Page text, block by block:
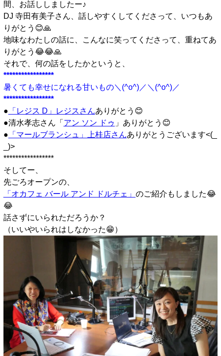
間、お話ししましたー♪
DJ 寺田有美子さん、話しやすくしてくださって、いつもあ
りがとう😊🙏
地味なわたしの話に、こんなに笑ってくださって、重ねてあ
りがとう😂😂🙏
それで、何の話をしたかというと、
*****************
暑くても幸せになれる甘いもの＼(^o^)／＼(^o^)／
*****************
● 「レジス D」レジスさんありがとう😊
●清水孝志さん「 アン ソン ドゥ 」ありがとう😊
● 「マールブランシュ」上桂店さんありがとうございます<(_
_)>
*****************
そしてー、
先ごろオープンの、
「オカフェ バール アンド ドルチェ」 のご紹介もしました😂
😂
話さずにいられただろうか？
（いいやいられはしなかった😁）